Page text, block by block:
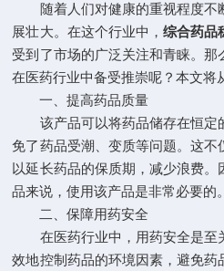
随着人们对健康的重视程度不
展壮大。在这个行业中， 综合药品
受到了市场的广泛关注和青睐。
在医药行业中备受推崇呢？本文将
一、提高药品质量
该产品可以将药品储存在恒定
免了药品受潮、变质等问题。这不
以延长药品的保质期，减少浪费。
品来说，使用该产品是非常必要的。
二、保障用药安全
在医药行业中，用药安全是至
效地控制药品的环境因素，避免